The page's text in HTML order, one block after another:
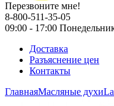
Перезвоните мне!
8-800-511-35-05
09:00 - 17:00
Доставка
Разъяснение цен
Контакты
ГлавнаяМасляные духи